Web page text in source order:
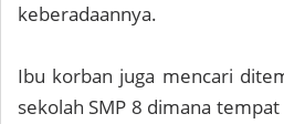
keberadaannya.
Ibu korban juga mencari
sekolah SMP 8 dimana